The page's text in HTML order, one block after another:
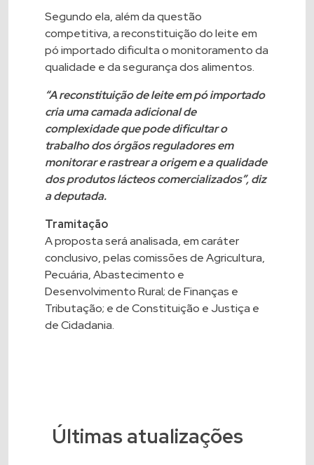
Segundo ela, além da questão
competitiva, a reconstituição do leite em
pó importado dificulta o monitoramento da
qualidade e da segurança dos alimentos.
“A reconstituição de leite em pó importado
cria uma camada adicional de
complexidade que pode dificultar o
trabalho dos órgãos reguladores em
monitorar e rastrear a origem e a qualidade
dos produtos lácteos comercializados”, diz
a deputada.
Tramitação
A proposta será analisada, em caráter
conclusivo, pelas comissões de Agricultura,
Pecuária, Abastecimento e
Desenvolvimento Rural; de Finanças e
Tributação; e de Constituição e Justiça e
de Cidadania.
Últimas atualizações